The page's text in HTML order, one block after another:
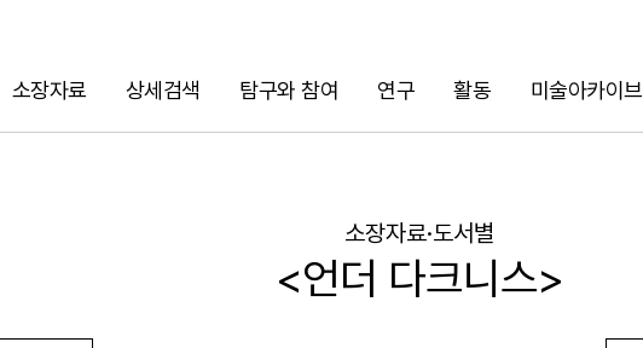
소장자료 상세검색 탐구와 참여 연구 활동 미술아카이브
검색
소장자료·도서별
<언더 다크니스>